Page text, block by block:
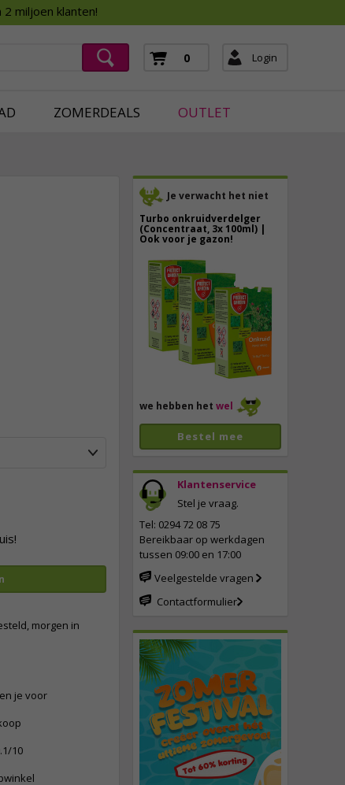
miljoen klanten!
0 Login
ZOMERDEALS OUTLET
Je verwacht het niet
Turbo onkruidverdelger
(Concentraat, 3x 100ml) |
Ook voor je gazon!
40,
we hebben het wel
Bestel mee
Klantenservice
Stel je vraag.
Tel: 0294 72 08 75
Bereikbaar op werkdagen
tussen 09:00 en 17:00
Veelgestelde vragen
Contactformulier
morgen in
je voor
10